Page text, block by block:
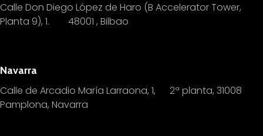
Calle Don Diego López de Haro (B Accelerator Tower,
Planta 9), 1. 48001 , Bilbao
Navarra
Calle de Arcadio María Larraona, 1, 2ª planta, 31008
Pamplona, Navarra